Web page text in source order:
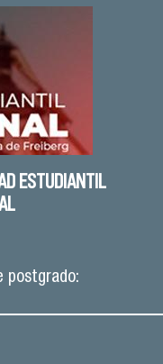
ESTUDIANTIL
postgrado: